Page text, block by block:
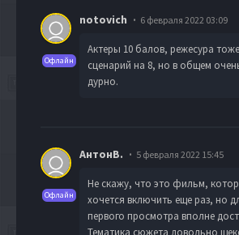
Офлайн
notovich 6 февраля 2022 03:09
Актеры 10 балов, режесура
сценарий на 8, но в общем
дурно.
Офлайн
АнтонВ. 5 февраля 2022 15:45
Не скажу, что это фильм,
хочется включить еще раз, но
первого просмотра вполне
Тематика сюжета довольно